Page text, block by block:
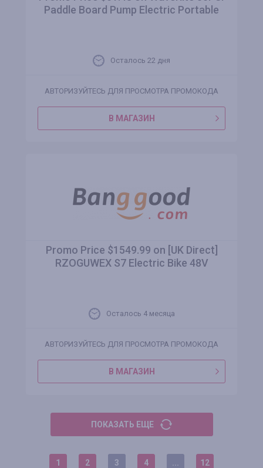
Paddle Board Pump Electric Portable
Осталось 22 дня
АВТОРИЗУЙТЕСЬ ДЛЯ ПРОСМОТРА ПРОМОКОДА
В МАГАЗИН
Promo Price $1549.99 on [UK Direct]
RZOGUWEX S7 Electric Bike 48V
Осталось 4 месяца
АВТОРИЗУЙТЕСЬ ДЛЯ ПРОСМОТРА ПРОМОКОДА
В МАГАЗИН
ПОКАЗАТЬ ЕЩЕ
1 2 3 4 12